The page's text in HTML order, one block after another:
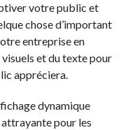
votre public et
chose d’important
entreprise en
et du texte pour
appréciera.
dynamique
pour les